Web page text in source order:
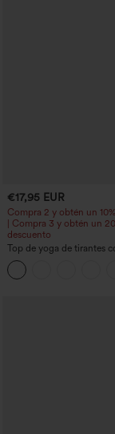
€17,95 EUR
Compra 2 y obtén un
| Compra 3 y obtén un
descuento
Top de yoga de tirantes
redondo, fruncido y tacto
UPF50+